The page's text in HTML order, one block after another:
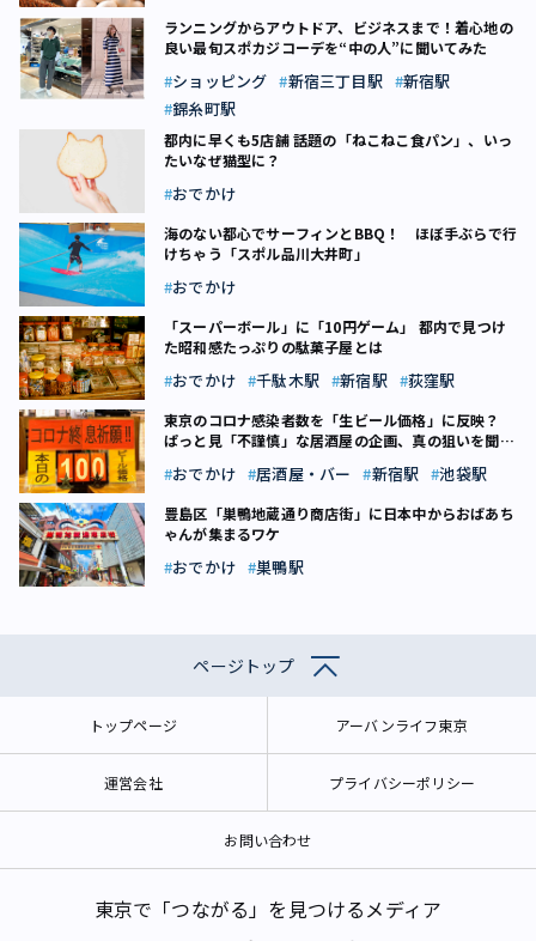
ランニングからアウトドア、ビジネスまで！着心地の
良い最旬スポカジコーデを“中の人”に聞いてみた
ショッピング 新宿三丁目駅
新宿駅
錦糸町駅
都内に早くも5店舗 話題の「ねこねこ食パン」、いっ
たいなぜ猫型に？
おでかけ
海のない都心でサーフィンとBBQ！ ほぼ手ぶらで行
けちゃう「スポル品川大井町」
おでかけ
「スーパーボール」に「10円ゲーム」 都内で見つけ
た昭和感たっぷりの駄菓子屋とは
おでかけ 千駄木駅 新宿駅 荻窪駅
東京のコロナ感染者数を「生ビール価格」に反映？
ぱっと見「不謹慎」な居酒屋の企画、真の狙いを聞い
おでかけ 居酒屋・バー 新宿駅 池袋駅
豊島区「巣鴨地蔵通り商店街」に日本中からおばあち
ゃんが集まるワケ
おでかけ 巣鴨駅
ページトップ
トップページ アーバンライフ東京
運営会社 プライバシーポリシー
お問い合わせ
東京で「つながる」を見つけるメディア